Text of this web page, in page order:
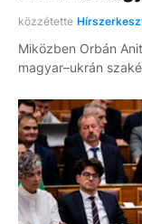
közzétette
Miközben Orbán
magyar–ukrán